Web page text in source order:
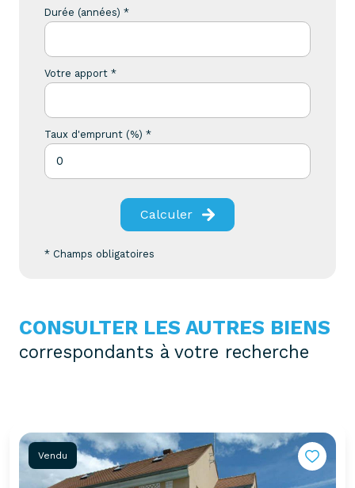
Durée (années) *
Votre apport *
Taux d'emprunt (%) *
Calculer
* Champs obligatoires
CONSULTER LES AUTRES BIENS
correspondants à votre recherche
Vendu